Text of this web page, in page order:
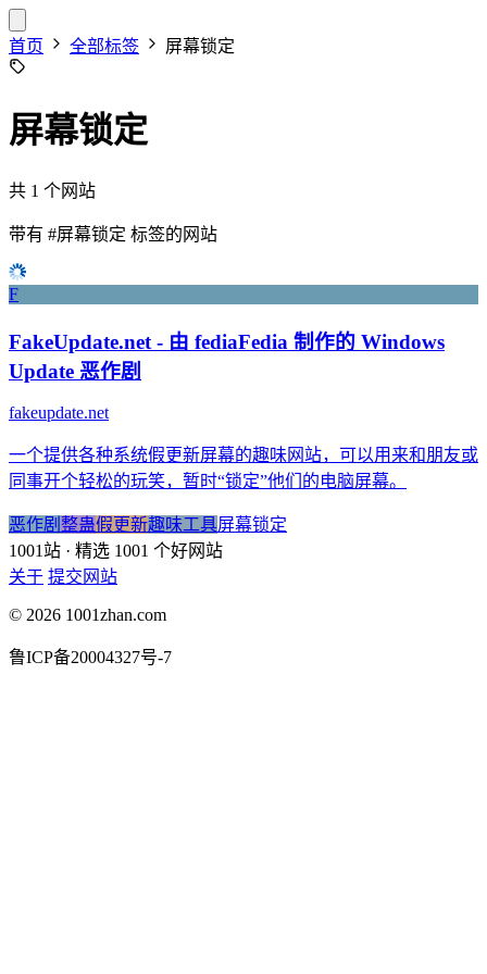
首页 全部标签 屏幕锁定
屏幕锁定
共 1 个网站
带有 #屏幕锁定 标签的网站
F
FakeUpdate.net - 由 fediaFedia 制作的 Windows
Update 恶作剧
fakeupdate.net
一个提供各种系统假更新屏幕的趣味网站，可以用来和朋友或
同事开个轻松的玩笑，暂时“锁定”他们的电脑屏幕。
恶作剧 整蛊假更新趣味工具屏幕锁定
1001站 · 精选 1001 个好网站
关于 提交网站
© 2026 1001zhan.com
鲁ICP备20004327号-7